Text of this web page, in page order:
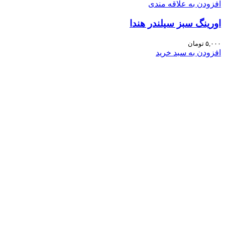
افزودن به علاقه مندی
اورینگ سبز سیلندر هندا
۵,۰۰۰ تومان
افزودن به سبد خرید